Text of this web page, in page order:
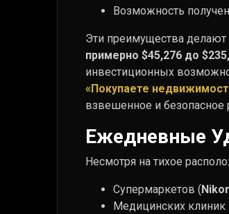
Возможность
Эти преимущества делают
примерно $45,276 до
инвестиционных
«Покупаете
взвешенное и безопасное
Ежедневные
Несмотря на тихое
Супермаркетов (
Медицинских клиник